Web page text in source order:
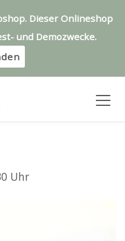
Dieser Onlineshop
und Demozwecke.
Uhr